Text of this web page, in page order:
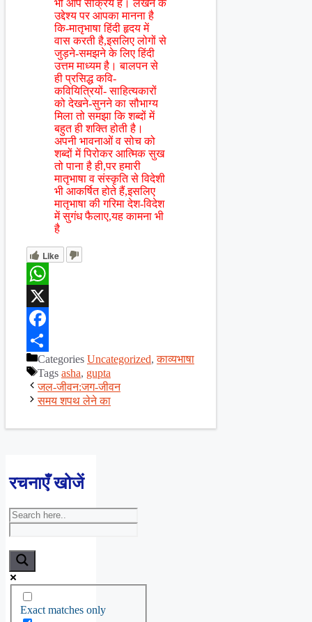
भी आप सक्रिय हैं। लेखन के
उद्देश्य पर आपका मानना है
कि-मातृभाषा हिंदी हृदय में
वास करती है,इसलिए लोगों से
जुड़ने-समझने के लिए हिंदी
उत्तम माध्यम है। बालपन से
ही प्रसिद्ध कवि-
कवियित्रियों- साहित्यकारों
को देखने-सुनने का सौभाग्य
मिला तो समझा कि शब्दों में
बहुत ही शक्ति होती है।
अपनी भावनाओं व सोच को
शब्दों में पिरोकर आत्मिक सुख
तो पाना है ही,पर हमारी
मातृभाषा व संस्कृति से विदेशी
भी आकर्षित होते हैं,इसलिए
मातृभाषा की गरिमा देश-विदेश
में सुगंध फैलाए,यह कामना भी
है
Like
WhatsApp
X
Facebook
ShareCategories Uncategorized,काव्यभाषा
Tags asha, gupta
जल-जीवन:जग-जीवन
समय शपथ लेने का
रचनाएँ खोजें
Exact matches only